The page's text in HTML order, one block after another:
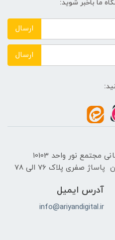
دستگاه
داخلی
1TB M2
گرافیکی
ما باخبر شوید:
ارسال
ارسال
مجتمع نور واحد 10103
آدرس ایمیل
info@ariyandigital.ir